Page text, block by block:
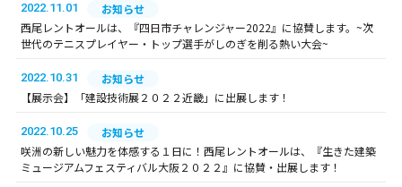
2022.11.01
お知らせ
西尾レントオールは、『四日市チャレンジャー2022』に協賛します。~次
世代のテニスプレイヤー・トップ選手がしのぎを削る熱い大会~
2022.10.31
お知らせ
【展示会】「建設技術展２０２２近畿」に出展します！
2022.10.25
お知らせ
咲洲の新しい魅力を体感する１日に！西尾レントオールは、『生きた建築
ミュージアムフェスティバル大阪２０２２』に協賛・出展します！